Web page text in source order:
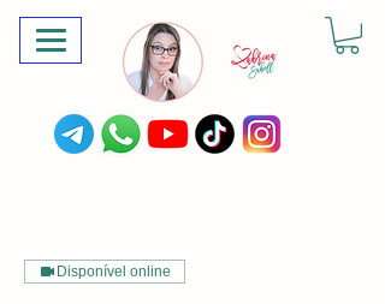
Disponível online